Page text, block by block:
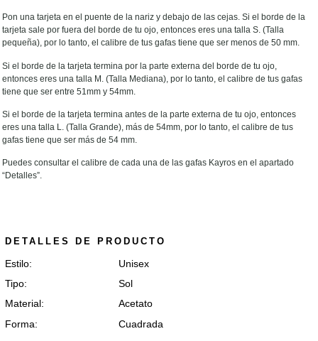
Pon una tarjeta en el puente de la nariz y debajo de las cejas. Si el borde de la
tarjeta sale por fuera del borde de tu ojo, entonces eres una talla S. (Talla
pequeña), por lo tanto, el calibre de tus gafas tiene que ser menos de 50 mm.
Si el borde de la tarjeta termina por la parte externa del borde de tu ojo,
entonces eres una talla M. (Talla Mediana), por lo tanto, el calibre de tus gafas
tiene que ser entre 51mm y 54mm.
Si el borde de la tarjeta termina antes de la parte externa de tu ojo, entonces
eres una talla L. (Talla Grande), más de 54mm, por lo tanto, el calibre de tus
gafas tiene que ser más de 54 mm.
Puedes consultar el calibre de cada una de las gafas Kayros en el apartado
“Detalles”.
DETALLES DE PRODUCTO
Estilo:
Unisex
Tipo:
Sol
Material:
Acetato
Forma:
Cuadrada